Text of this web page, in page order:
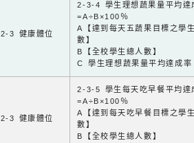
2-3 健康體位
2-3-4 學生理想蔬果量平均達
=A÷B×100％
A【達到每天五蔬果目標之學
數】
B【全校學生總人數】
C 學生理想蔬果量平均達成率
2-3 健康體位
2-3-5 學生每天吃早餐平均達
=A÷B×100％
A【達到每天吃早餐目標之學
數】
B【全校學生總人數】